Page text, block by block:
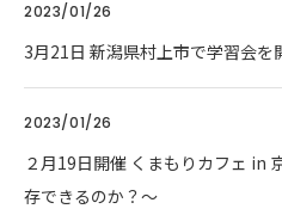
2023/01/26
3月21日 新潟県村上市で学習会を
2023/01/26
２月19日開催 くまもりカフェ in
存できるのか？～